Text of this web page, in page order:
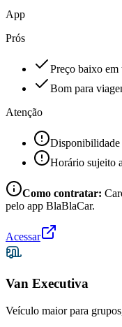
App
Prós
Preço baixo em
Bom para
Atenção
Disponibilidade
Horário sujeito
Como contratar:
pelo app BlaBlaCar.
Acessar
Van Executiva
Veículo maior para